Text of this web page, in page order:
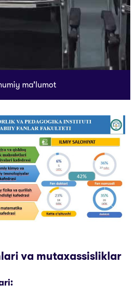
ma'lumot
va mutaxassisliklar